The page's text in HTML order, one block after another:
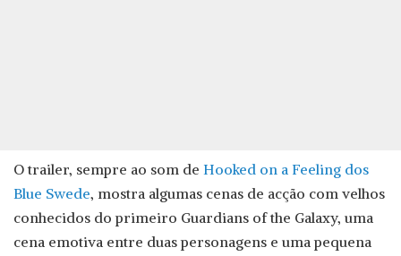
O trailer, sempre ao som de Hooked on a Feeling dos
Blue Swede, mostra algumas cenas de acção com velhos
conhecidos do primeiro Guardians of the Galaxy, uma
cena emotiva entre duas personagens e uma pequena